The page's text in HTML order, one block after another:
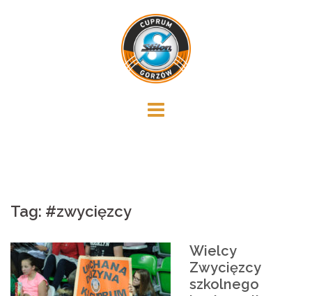
Tag: #zwycięzcy
Wielcy
Zwycięzcy
szkolnego